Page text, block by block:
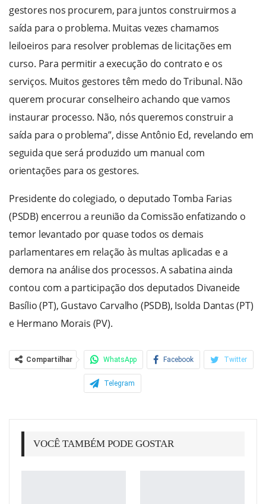
gestores nos procurem, para juntos construirmos a
saída para o problema. Muitas vezes chamamos
leiloeiros para resolver problemas de licitações em
curso. Para permitir a execução do contrato e os
serviços. Muitos gestores têm medo do Tribunal. Não
querem procurar conselheiro achando que vamos
instaurar processo. Não, nós queremos construir a
saída para o problema”, disse Antônio Ed, revelando em
seguida que será produzido um manual com
orientações para os gestores.
Presidente do colegiado, o deputado Tomba Farias
(PSDB) encerrou a reunião da Comissão enfatizando o
temor levantado por quase todos os demais
parlamentares em relação às multas aplicadas e a
demora na análise dos processos. A sabatina ainda
contou com a participação dos deputados Divaneide
Basílio (PT), Gustavo Carvalho (PSDB), Isolda Dantas (PT)
e Hermano Morais (PV).
Compartilhar WhatsApp Facebook Twitter
Telegram
VOCÊ TAMBÉM PODE GOSTAR